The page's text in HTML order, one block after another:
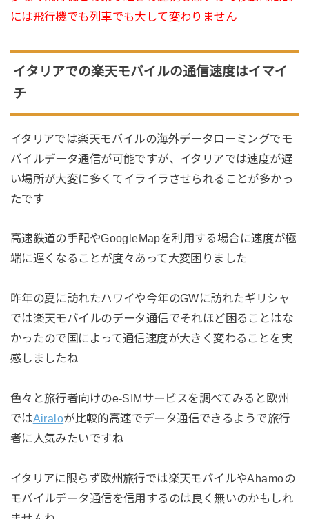
には飛行機でも列車でも大して変わりません
イタリアでの楽天モバイルの通信速度はイマイ
チ
イタリアでは楽天モバイルの海外データローミングでモ
バイルデータ通信が可能ですが、イタリアでは速度が遅
い場所が大変に多くてイライラさせられることが多かっ
たです
高速鉄道の手配やGoogleMapを利用する場合に速度が極
端に遅くなることが度々あって大変困りました
昨年の夏に訪れたハワイや今年のGWに訪れたギリシャ
では楽天モバイルのデータ通信でそれほど困ることはな
かったので国によって通信速度が大きく変わることを実
感しましたね
色々と旅行者向けのe-SIMサービスを調べてみると欧州
ではAiraloが比較的高速でデータ通信できるようで旅行
者に人気みたいですね
イタリアに限らず欧州旅行では楽天モバイルやAhamoの
モバイルデータ通信を信用するのは良く無いのかもしれ